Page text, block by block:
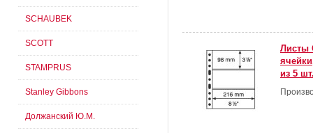
Листы
из 5
SCHAUBEK
SCOTT
STAMPRUS
Stanley Gibbons
Должанский Ю.М.